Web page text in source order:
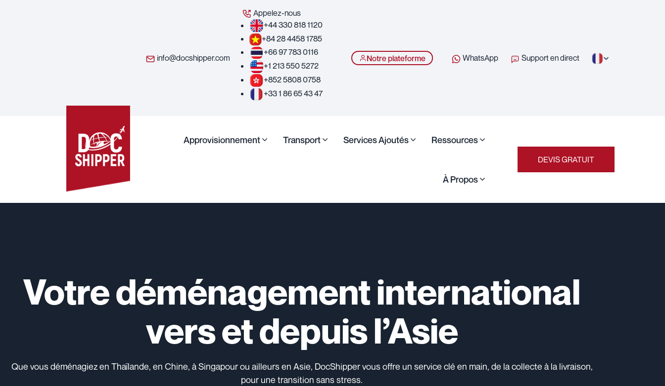
info@docshipper.com
Appelez-nous
+44 330 818 1120
+84 28 4458 1785
+66 97 783 0116
+1 213 550 5272
+852 5808 0758
+33 1 86 65 43 47
Notre plateforme WhatsApp Support en direct
Approvisionnement Transport Services Ajoutés Ressources
À Propos
DEVIS GRATUIT
Votre déménagement international
vers et depuis l’Asie
Que vous déménagiez en Thaïlande, en Chine, à Singapour ou ailleurs en Asie, DocShipper vous offre un service clé en main, de la collecte à la livraison,
pour une transition sans stress.